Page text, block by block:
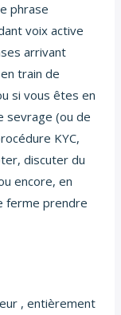
phrase
voix active
arrivant
train de
si vous êtes en
sevrage (ou de
KYC,
discuter du
encore, en
ferme prendre
, entièrement